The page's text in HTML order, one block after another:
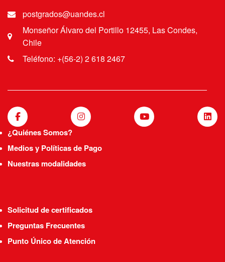
postgrados@uandes.cl
Monseñor Álvaro del Portillo 12455, Las Condes,
Chile
Teléfono: +(56-2) 2 618 2467
¿Quiénes Somos?
Medios y Políticas de Pago
Nuestras modalidades
Solicitud de certificados
Preguntas Frecuentes
Punto Único de Atención